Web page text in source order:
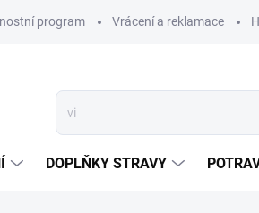
program Vrácení a reklamace
DOPLŇKY STRAVY